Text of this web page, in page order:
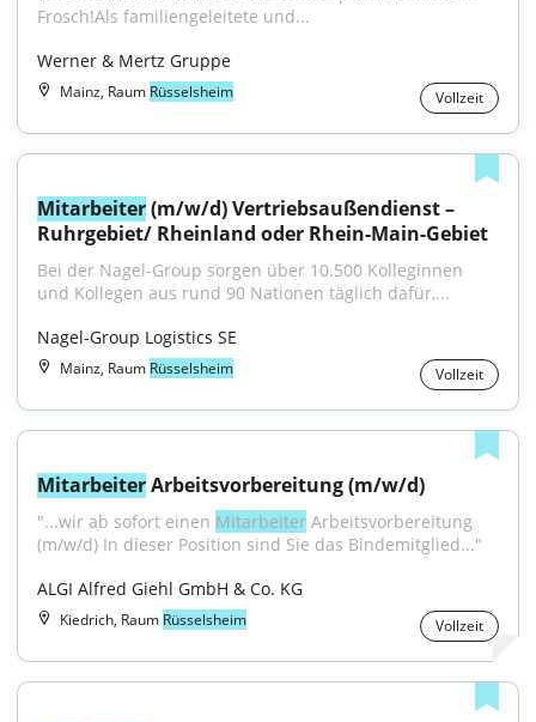
Frosch!Als familiengeleitete und...
Werner & Mertz Gruppe
Mainz, Raum Rüsselsheim Vollzeit
Mitarbeiter (m/w/d) Vertriebsaußendienst –
Ruhrgebiet/ Rheinland oder Rhein-Main-Gebiet
Bei der Nagel-Group sorgen über 10.500 Kolleginnen
und Kollegen aus rund 90 Nationen täglich dafür,...
Nagel-Group Logistics SE
Mainz, Raum Rüsselsheim Vollzeit
Mitarbeiter Arbeitsvorbereitung (m/w/d)
"...wir ab sofort einen Mitarbeiter Arbeitsvorbereitung
(m/w/d) In dieser Position sind Sie das Bindemitglied..."
ALGI Alfred Giehl GmbH & Co. KG
Kiedrich, Raum Rüsselsheim Vollzeit